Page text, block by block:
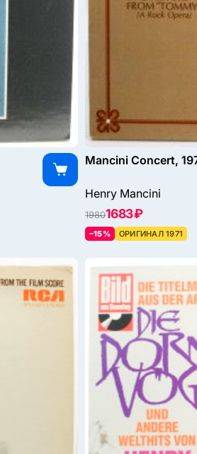
Mancini Concert,
Henry Mancini
19801683 ₽
–15% ОРИГИНАЛ 1971